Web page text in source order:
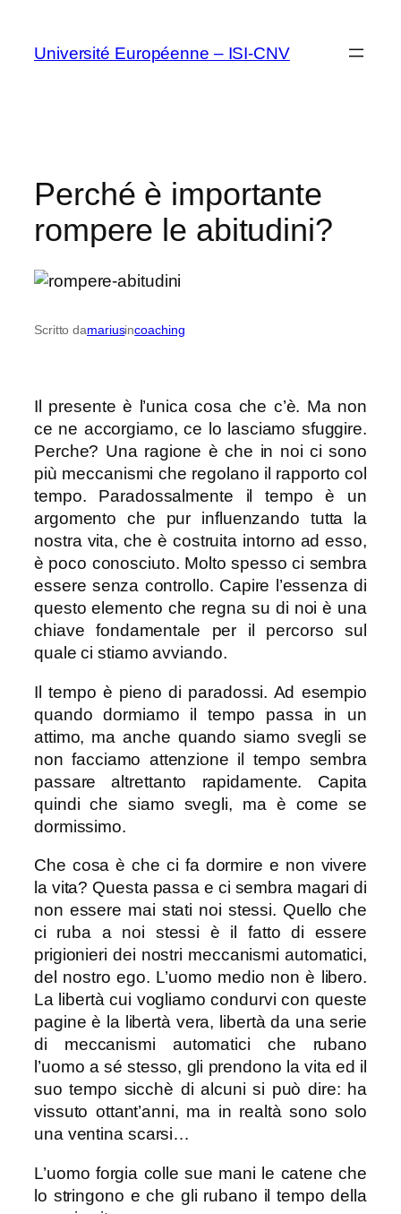
contenuto
Université Européenne – ISI-CNV
Perché è importante
rompere le abitudini?
Scritto damariusincoaching
Il presente è l’unica cosa che c’è. Ma non
ce ne accorgiamo, ce lo lasciamo sfuggire.
Perche? Una ragione è che in noi ci sono
più meccanismi che regolano il rapporto col
tempo. Paradossalmente il tempo è un
argomento che pur influenzando tutta la
nostra vita, che è costruita intorno ad esso,
è poco conosciuto. Molto spesso ci sembra
essere senza controllo. Capire l’essenza di
questo elemento che regna su di noi è una
chiave fondamentale per il percorso sul
quale ci stiamo avviando.
Il tempo è pieno di paradossi. Ad esempio
quando dormiamo il tempo passa in un
attimo, ma anche quando siamo svegli se
non facciamo attenzione il tempo sembra
passare altrettanto rapidamente. Capita
quindi che siamo svegli, ma è come se
dormissimo.
Che cosa è che ci fa dormire e non vivere
la vita? Questa passa e ci sembra magari di
non essere mai stati noi stessi. Quello che
ci ruba a noi stessi è il fatto di essere
prigionieri dei nostri meccanismi automatici,
del nostro ego. L’uomo medio non è libero.
La libertà cui vogliamo condurvi con queste
pagine è la libertà vera, libertà da una serie
di meccanismi automatici che rubano
l’uomo a sé stesso, gli prendono la vita ed il
suo tempo sicchè di alcuni si può dire: ha
vissuto ottant’anni, ma in realtà sono solo
una ventina scarsi…
L’uomo forgia colle sue mani le catene che
lo stringono e che gli rubano il tempo della